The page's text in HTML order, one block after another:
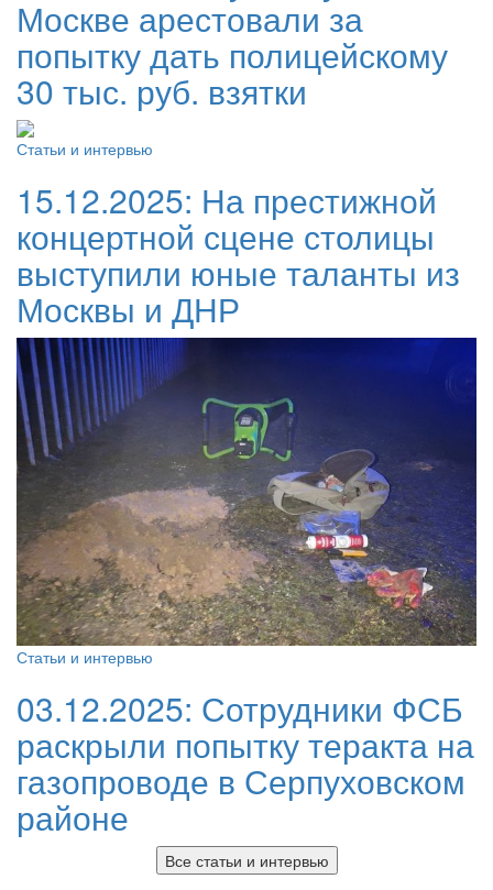
Москве арестовали за
попытку дать полицейскому
30 тыс. руб. взятки
Статьи и интервью
15.12.2025: На престижной
концертной сцене столицы
выступили юные таланты из
Москвы и ДНР
Статьи и интервью
03.12.2025: Сотрудники ФСБ
раскрыли попытку теракта на
газопроводе в Серпуховском
районе
Все статьи и интервью